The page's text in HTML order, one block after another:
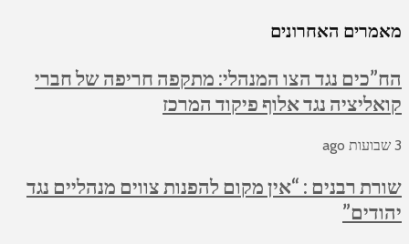
מאמרים האחרונים
הח”כים נגד הצו המנהלי: מתקפה חריפה של חברי
קואליציה נגד אלוף פיקוד המרכז
3 שבועות ago
שורת רבנים : “אין מקום להפנות צווים מנהליים נגד
יהודים”